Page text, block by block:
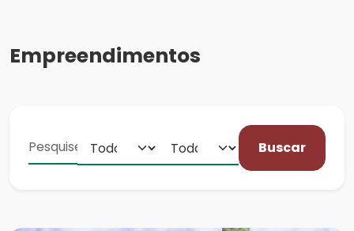
Empreendimentos
Buscar